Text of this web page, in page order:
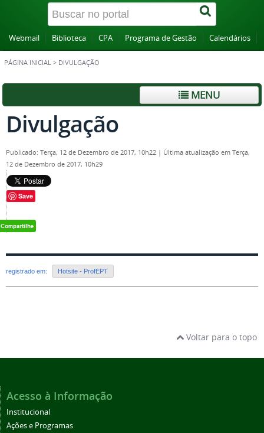
Webmail Biblioteca CPA Programa de Gestão Calendários
PÁGINA INICIAL > DIVULGAÇÃO
MENU
Divulgação
Publicado: Terça, 12 de Dezembro de 2017, 10h22 | Última atualização em Terça,
12 de Dezembro de 2017, 10h29
Save
registrado em: Hotsite - ProfEPT
Voltar para o topo
Acesso à Informação
Institucional
Ações e Programas